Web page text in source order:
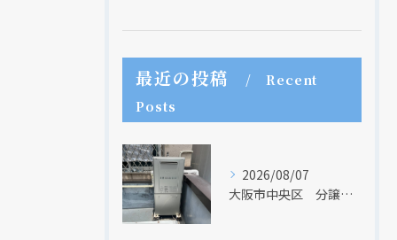
最近の投稿
Recent
Posts
2026/08/07
大阪市中央区 分譲マンションの給湯器取替リフォーム工事 UV除菌機能搭載給湯器